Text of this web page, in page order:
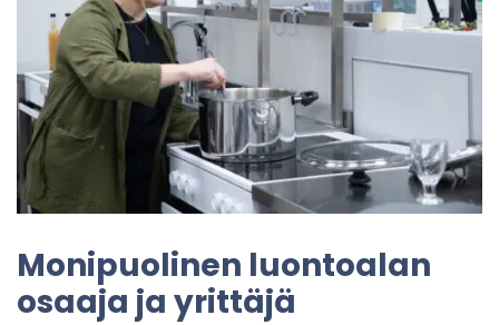
Mo­ni­puo­li­nen luon­toa­lan
osaa­ja ja yrit­tä­jä